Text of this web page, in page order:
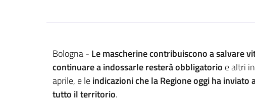
Contenuto
Bologna - Le mascherine contribuiscono a salvare
continuare a indossarle resterà obbligatorio e altri
aprile, e leindicazioni che la Regione oggi ha inviato
tutto il territorio.